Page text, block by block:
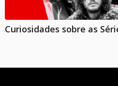
Curiosidades sobre as